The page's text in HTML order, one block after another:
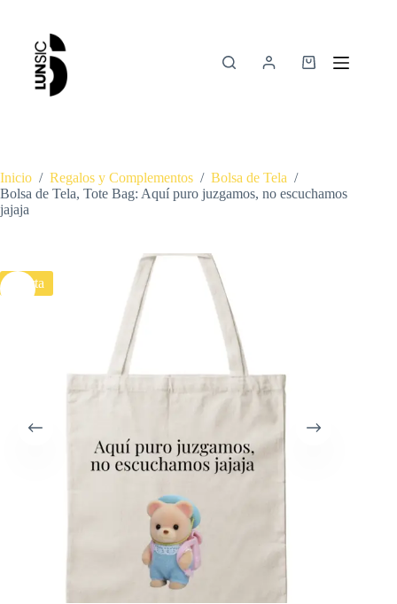
Inicio / Regalos y Complementos / Bolsa de Tela /
Bolsa de Tela, Tote Bag: Aquí puro juzgamos, no escuchamos
jajaja
Oferta